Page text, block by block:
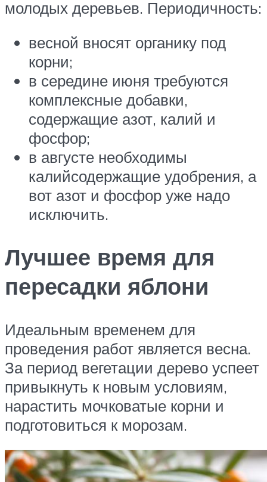
молодых деревьев. Периодичность:
весной вносят органику под
корни;
в середине июня требуются
комплексные добавки,
содержащие азот, калий и
фосфор;
в августе необходимы
калийсодержащие удобрения, а
вот азот и фосфор уже надо
исключить.
Лучшее время для
пересадки яблони
Идеальным временем для
проведения работ является весна.
За период вегетации дерево успеет
привыкнуть к новым условиям,
нарастить мочковатые корни и
подготовиться к морозам.